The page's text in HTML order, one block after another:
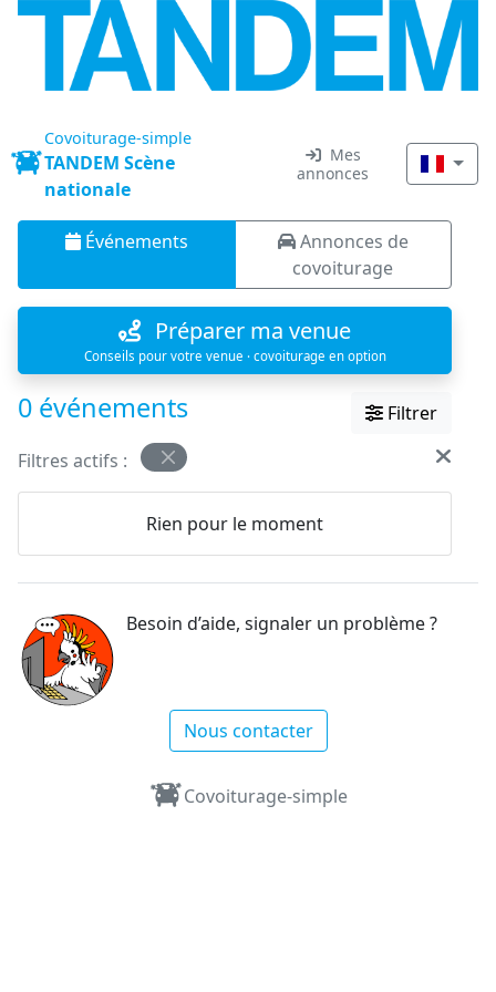
Covoiturage-simple
TANDEM Scène
nationale
Mes
annonces
Événements
Annonces de
covoiturage
Préparer ma venue
Conseils pour votre venue · covoiturage en option
0 événements
Filtrer
Filtres actifs :
Rien pour le moment
Besoin d’aide, signaler un problème ?
Nous contacter
Covoiturage-simple